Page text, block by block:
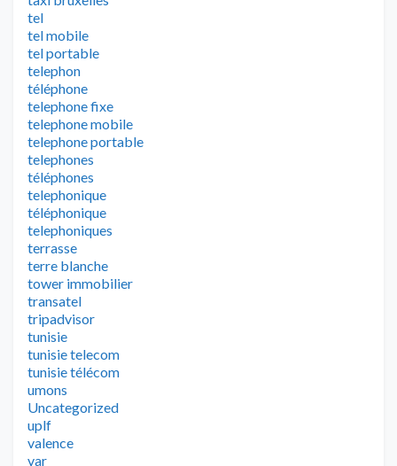
tel
tel mobile
tel portable
telephon
téléphone
telephone fixe
telephone mobile
telephone portable
telephones
téléphones
telephonique
téléphonique
telephoniques
terrasse
terre blanche
tower immobilier
transatel
tripadvisor
tunisie
tunisie telecom
tunisie télécom
umons
Uncategorized
uplf
valence
var